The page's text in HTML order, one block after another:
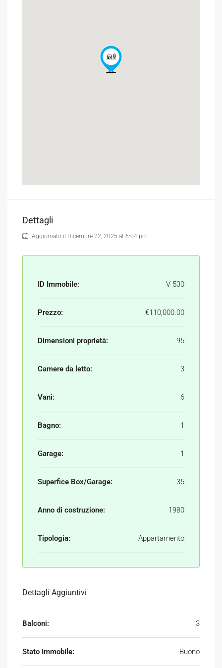
Dettagli
Aggiornato il Dicembre 22, 2025 at 6:04 pm
ID Immobile: V 530
Prezzo: €110,000.00
Dimensioni proprietà: 95
Camere da letto: 3
Vani: 6
Bagno: 1
Garage: 1
Superfice Box/Garage: 35
Anno di costruzione: 1980
Tipologia: Appartamento
Dettagli Aggiuntivi
Balconi: 3
Stato Immobile: Buono